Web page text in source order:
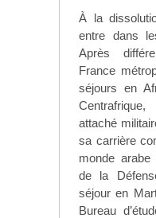
À la
entre dans
Après
France
séjours en
attaché
sa carrière
monde
de la
séjour en
Bureau